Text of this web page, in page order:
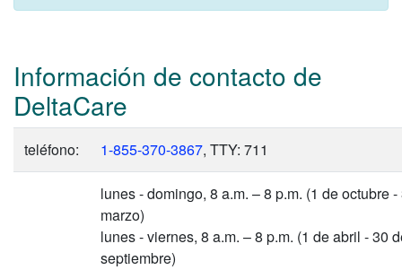
Información de contacto de
DeltaCare
teléfono: 1-855-370-3867, TTY: 711
lunes - domingo, 8 a.m. – 8 p.m. (1 de octubre
marzo)
lunes - viernes, 8 a.m. – 8 p.m. (1 de abril - 30
septiembre)